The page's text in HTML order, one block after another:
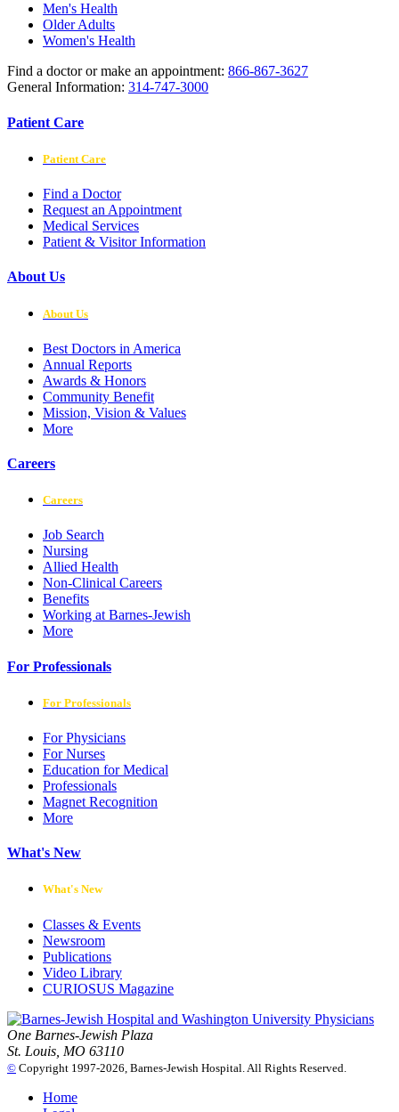
Men's Health
Older Adults
Women's Health
Find a doctor or make an appointment: 866-867-3627
General Information: 314-747-3000
Patient Care
Patient Care
Find a Doctor
Request an Appointment
Medical Services
Patient & Visitor Information
About Us
About Us
Best Doctors in America
Annual Reports
Awards & Honors
Community Benefit
Mission, Vision & Values
More
Careers
Careers
Job Search
Nursing
Allied Health
Non-Clinical Careers
Benefits
Working at Barnes-Jewish
More
For Professionals
For Professionals
For Physicians
For Nurses
Education for Medical
Professionals
Magnet Recognition
More
What's New
What's New
Classes & Events
Newsroom
Publications
Video Library
CURIOSUS Magazine
One Barnes-Jewish Plaza
St. Louis, MO 63110
© Copyright 1997-2026, Barnes-Jewish Hospital. All Rights Reserved.
Home